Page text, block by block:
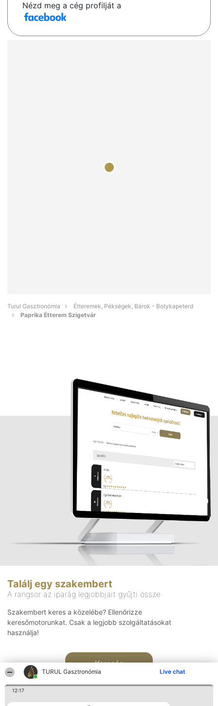
TURUL Gasztronómia Live chat
12:17
Nézd meg a cég profilját a
Turul Gasztronómia
Étteremek, Pékségek, Bárok - Botykapeterd
Paprika Étterem Szigetvár
Találj egy szakembert
A rangsor az iparág legjobbjait gyűjti össze
Szakembert keres a közelébe? Ellenőrizze
keresőmotorunkat. Csak a legjobb szolgáltatásokat
használja!
Keresés